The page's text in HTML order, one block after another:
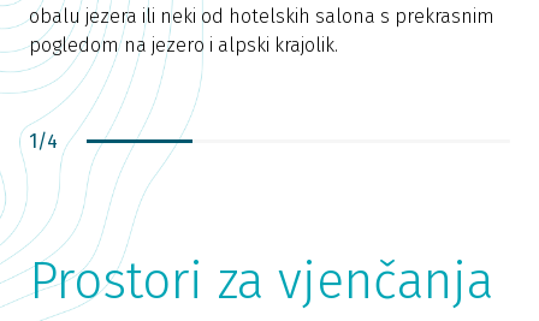
obalu jezera ili neki od hotelskih salona s prekrasnim
pogledom na jezero i alpski krajolik.
1/4
Prostori za vjenčanja